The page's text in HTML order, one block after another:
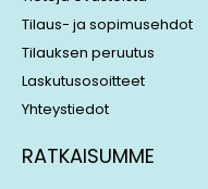
Tilaus- ja sopimusehdot
Tilauksen peruutus
Laskutusosoitteet
Yhteystiedot
RATKAISUMME